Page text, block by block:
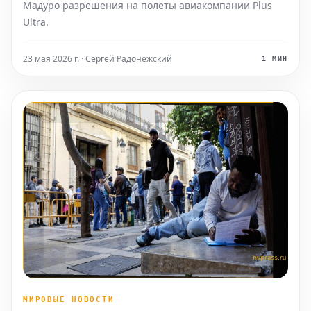
Мадуро разрешения на полеты авиакомпании Plus
Ultra.
23 мая 2026 г. · Сергей Радонежский 1 МИН
МИРОВЫЕ НОВОСТИ